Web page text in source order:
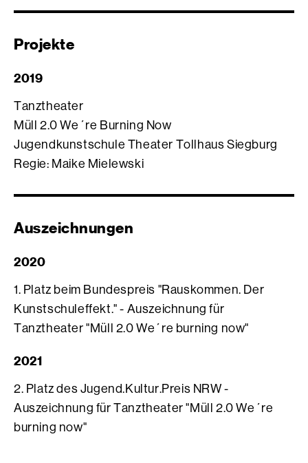
Projekte
2019
Tanztheater
Müll 2.0 We´re Burning Now
Jugendkunstschule Theater Tollhaus Siegburg
Regie: Maike Mielewski
Auszeichnungen
2020
1. Platz beim Bundespreis "Rauskommen. Der
Kunstschuleffekt." - Auszeichnung für
Tanztheater "Müll 2.0 We´re burning now"
2021
2. Platz des Jugend.Kultur.Preis NRW -
Auszeichnung für Tanztheater "Müll 2.0 We´re
burning now"